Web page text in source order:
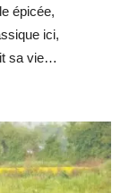
épicée,
ici,
sa vie…